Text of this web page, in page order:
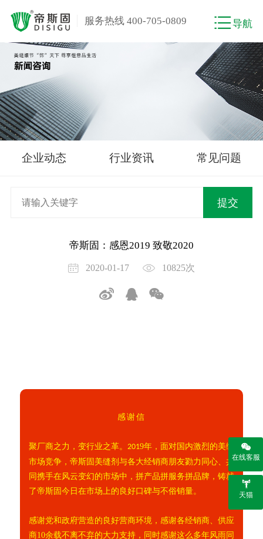
服务热线 400-705-0809 导航
企业动态 行业资讯 常见问题
帝斯固：感恩2019 致敬2020
2020-01-17 10825次
感谢信
聚厂商之力，变行业之革。 2019年，面对国内激烈的美缝
市场竞争，帝斯固美缝剂与各大经销商朋友勠力同心、共
同携手在风云变幻的市场中，拼产品拼服务拼品牌，铸就
了帝斯固今日在市场上的良好口碑与不俗销量。
感谢党和政府营造的良好营商环境，感谢各经销商、供应
商10余载不离不弃的大力支持，同时感谢这么多年风雨同
在线客服
天猫